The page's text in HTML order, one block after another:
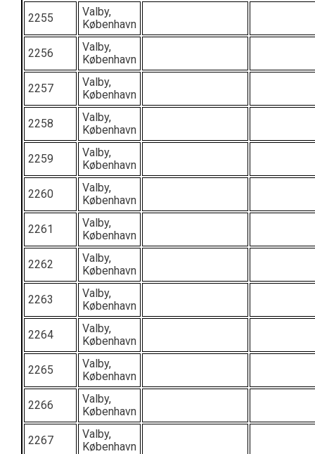
2255
Valby,
København
2256
Valby,
København
2257
Valby,
København
2258
Valby,
København
2259
Valby,
København
2260
Valby,
København
2261
Valby,
København
2262
Valby,
København
2263
Valby,
København
2264
Valby,
København
2265
Valby,
København
2266
Valby,
København
2267
Valby,
København